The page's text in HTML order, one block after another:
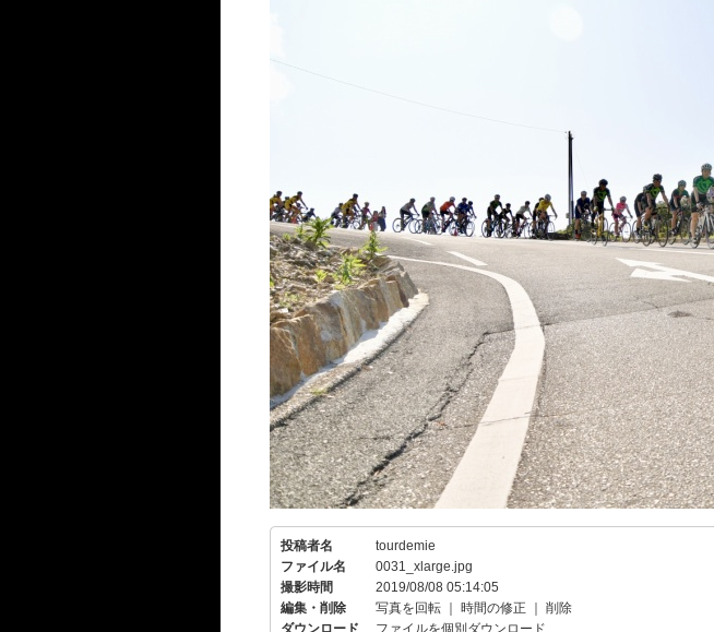
投稿者名
tourdemie
ファイル名
0031_xlarge.jpg
撮影時間
2019/08/08 05:14:05
編集・削除
写真を回転 時間の修正
削除
ダウンロード
ファイルを個別ダウンロード